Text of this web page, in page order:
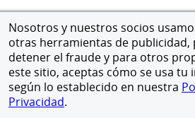
Nosotros y nuestros socios
otras herramientas de publicidad,
detener el fraude y para otros
este sitio, aceptas cómo se usa tu
según lo establecido en nuestra
Privacidad.